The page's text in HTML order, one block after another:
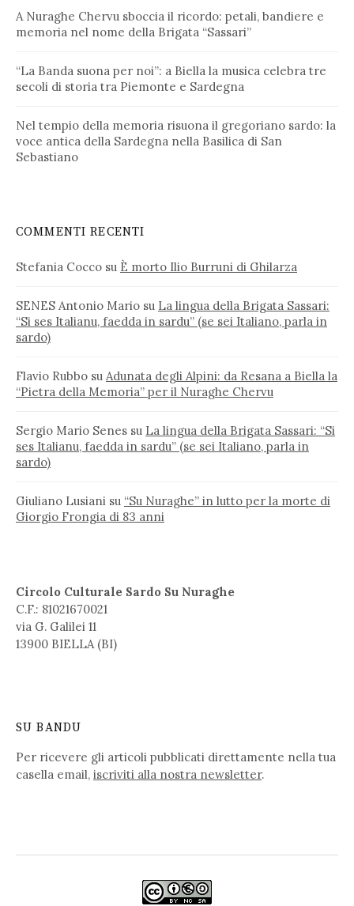
A Nuraghe Chervu sboccia il ricordo: petali, bandiere e
memoria nel nome della Brigata “Sassari”
“La Banda suona per noi”: a Biella la musica celebra tre
secoli di storia tra Piemonte e Sardegna
Nel tempio della memoria risuona il gregoriano sardo: la
voce antica della Sardegna nella Basilica di San
Sebastiano
COMMENTI RECENTI
Stefania Cocco su È morto Ilio Burruni di Ghilarza
SENES Antonio Mario su La lingua della Brigata Sassari:
“Si ses Italianu, faedda in sardu” (se sei Italiano, parla in
sardo)
Flavio Rubbo su Adunata degli Alpini: da Resana a Biella la
“Pietra della Memoria” per il Nuraghe Chervu
Sergio Mario Senes su La lingua della Brigata Sassari: “Si
ses Italianu, faedda in sardu” (se sei Italiano, parla in
sardo)
Giuliano Lusiani su “Su Nuraghe” in lutto per la morte di
Giorgio Frongia di 83 anni
Circolo Culturale Sardo Su Nuraghe
C.F.: 81021670021
via G. Galilei 11
13900 BIELLA (BI)
SU BANDU
Per ricevere gli articoli pubblicati direttamente nella tua
casella email, iscriviti alla nostra newsletter.